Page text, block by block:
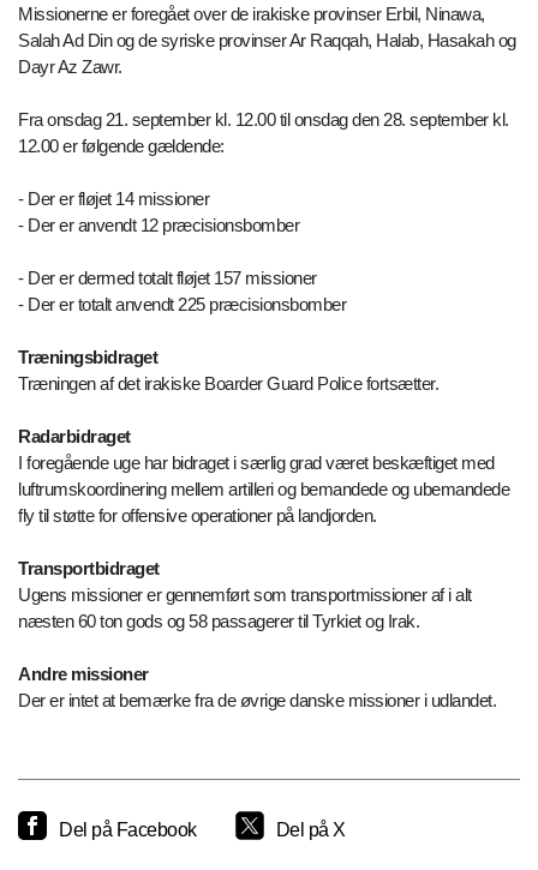
Missionerne er foregået over de irakiske provinser Erbil, Ninawa,
Salah Ad Din og de syriske provinser Ar Raqqah, Halab, Hasakah og
Dayr Az Zawr.
Fra onsdag 21. september kl. 12.00 til onsdag den 28. september kl.
12.00 er følgende gældende:
- Der er fløjet 14 missioner
- Der er anvendt 12 præcisionsbomber
- Der er dermed totalt fløjet 157 missioner
- Der er totalt anvendt 225 præcisionsbomber
Træningsbidraget
Træningen af det irakiske Boarder Guard Police fortsætter.
Radarbidraget
I foregående uge har bidraget i særlig grad været beskæftiget med
luftrumskoordinering mellem artilleri og bemandede og ubemandede
fly til støtte for offensive operationer på landjorden.
Transportbidraget
Ugens missioner er gennemført som transportmissioner af i alt
næsten 60 ton gods og 58 passagerer til Tyrkiet og Irak.
Andre missioner
Der er intet at bemærke fra de øvrige danske missioner i udlandet.
Del på Facebook Del på X